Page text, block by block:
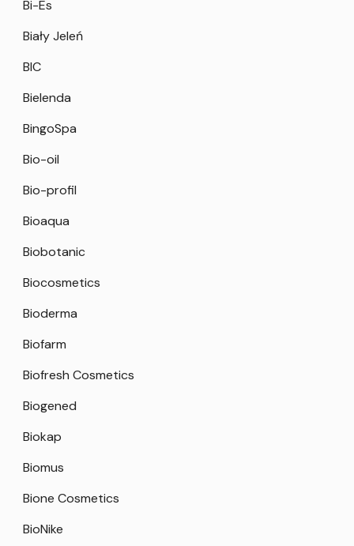
Bi-Es
Biały Jeleń
BIC
Bielenda
BingoSpa
Bio-oil
Bio-profil
Bioaqua
Biobotanic
Biocosmetics
Bioderma
Biofarm
Biofresh Cosmetics
Biogened
Biokap
Biomus
Bione Cosmetics
BioNike